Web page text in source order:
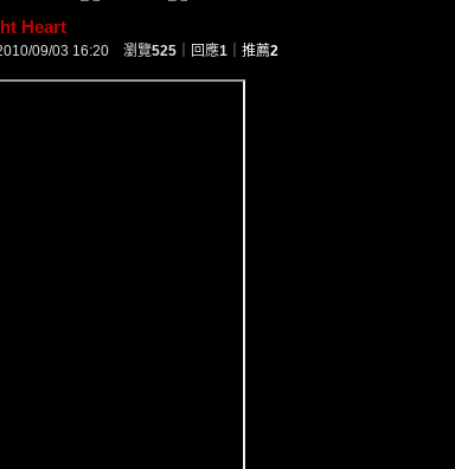
Heart
09/03 16:20 瀏覽525 ｜回應1 推薦2